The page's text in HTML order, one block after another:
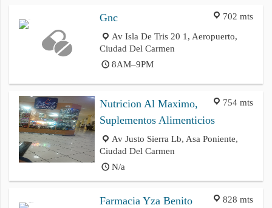
702 mts
Gnc
Av Isla De Tris 20 1, Aeropuerto,
Ciudad Del Carmen
8AM–9PM
754 mts
Nutricion Al Maximo,
Suplementos Alimenticios
Av Justo Sierra Lb, Asa Poniente,
Ciudad Del Carmen
N/a
828 mts
Farmacia Yza Benito